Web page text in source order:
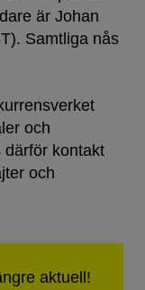
är Johan
Samtliga nås
och
därför kontakt
och